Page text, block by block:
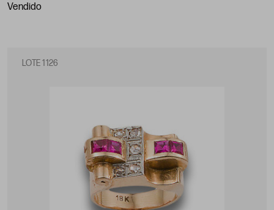
vendido
LOTE 1126